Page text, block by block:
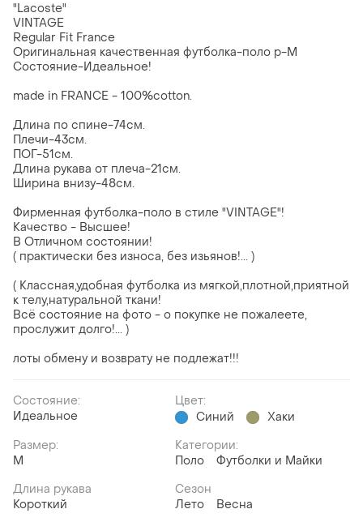
"Lacoste"
VINTAGE
Regular Fit France
Оригинальная качественная футболка-поло р-M
Состояние-Идеальное!
made in FRANCE - 100%cotton.
Длина по спине-74см.
Плечи-43см.
ПОГ-51см.
Длина рукава от плеча-21см.
Ширина внизу-48см.
Фирменная футболка-поло в стиле "VINTAGE"!
Качество - Высшее!
В Отличном состоянии!
( практически без износа, без изьянов!... )
( Классная,удобная футболка из мягкой,плотной,приятной
к телу,натуральной ткани!
Всё состояние на фото - о покупке не пожалеете,
прослужит долго!... )
лоты обмену и возврату не подлежат!!!
Состояние:
Идеальное
Цвет:
Синий
Хаки
Размер:
M
Категории:
Поло
Футболки и Майки
Длина рукава
Короткий
Сезон
Лето
Весна